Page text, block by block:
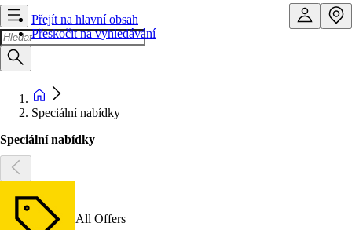
Přejít na hlavní obsah
Přeskočit na vyhledávání
Speciální nabídky
Speciální nabídky
All Offers